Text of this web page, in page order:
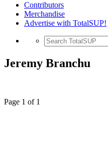
Contributors
Merchandise
Advertise with TotalSUP!
Jeremy Branchu
Page 1 of 1